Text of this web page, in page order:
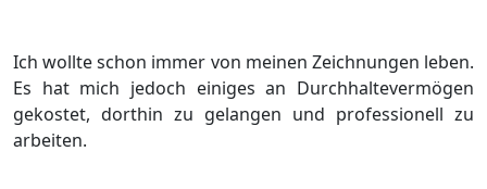
Ich wollte schon immer von meinen Zeichnungen leben.
Es hat mich jedoch einiges an Durchhaltevermögen
gekostet, dorthin zu gelangen und professionell zu
arbeiten.